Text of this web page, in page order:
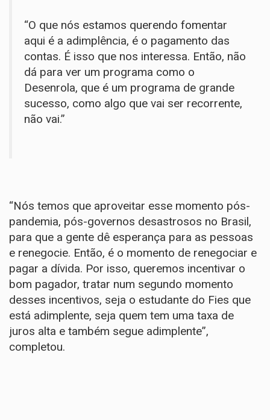
“O que nós estamos querendo fomentar
aqui é a adimplência, é o pagamento das
contas. É isso que nos interessa. Então, não
dá para ver um programa como o
Desenrola, que é um programa de grande
sucesso, como algo que vai ser recorrente,
não vai.”
“Nós temos que aproveitar esse momento pós-
pandemia, pós-governos desastrosos no Brasil,
para que a gente dê esperança para as pessoas
e renegocie. Então, é o momento de renegociar e
pagar a dívida. Por isso, queremos incentivar o
bom pagador, tratar num segundo momento
desses incentivos, seja o estudante do Fies que
está adimplente, seja quem tem uma taxa de
juros alta e também segue adimplente”,
completou.